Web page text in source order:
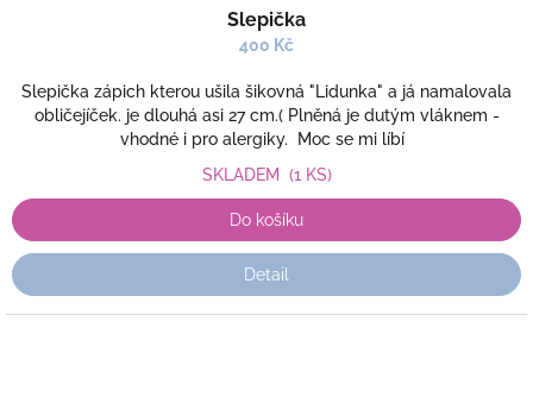
Slepička
400 Kč
Slepička zápich kterou ušila šikovná "Lidunka" a já namalovala
obličejíček. je dlouhá asi 27 cm.( Plněná je dutým vláknem -
vhodné i pro alergiky. Moc se mi líbí
SKLADEM (1 KS)
Do košíku
Detail